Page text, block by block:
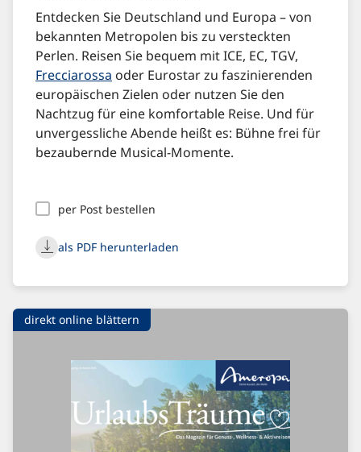
Entdecken Sie Deutschland und Europa – von
bekannten Metropolen bis zu versteckten
Perlen. Reisen Sie bequem mit ICE, EC, TGV,
Frecciarossa oder Eurostar zu faszinierenden
europäischen Zielen oder nutzen Sie den
Nachtzug für eine komfortable Reise. Und für
unvergessliche Abende heißt es: Bühne frei für
bezaubernde Musical-Momente.
per Post bestellen
als PDF herunterladen
direkt online blättern